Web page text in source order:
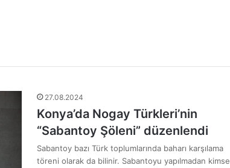
27.08.2024
Konya’da Nogay Türkleri’nin
“Sabantoy Şöleni” düzenlendi
Sabantoy bazı Türk toplumlarında baharı karşılama
töreni olarak da bilinir. Sabantoyu yapılmadan kimse